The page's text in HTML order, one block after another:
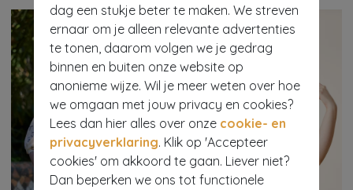
dag een stukje beter te maken. We streven
ernaar om je alleen relevante advertenties
te tonen, daarom volgen we je gedrag
binnen en buiten onze website op
anonieme wijze. Wil je meer weten over hoe
we omgaan met jouw privacy en cookies?
Lees dan hier alles over onze cookie- en
privacyverklaring. Klik op 'Accepteer
cookies' om akkoord te gaan. Liever niet?
Dan beperken we ons tot functionele